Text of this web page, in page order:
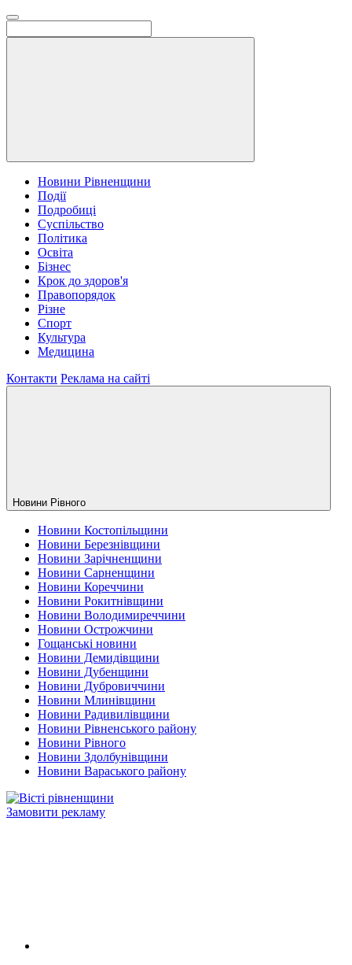
Новини Рівненщини
Події
Подробиці
Суспільство
Політика
Освіта
Бізнес
Крок до здоров'я
Правопорядок
Різне
Спорт
Культура
Медицина
Контакти Реклама на сайті
Новини Рiвного
Новини Костопільщини
Новини Березнівщини
Новини Зарічненщини
Новини Сарненщини
Новини Кореччини
Новини Рокитнівщини
Новини Володимиреччини
Новини Острожчини
Гощанські новини
Новини Демидівщини
Новини Дубенщини
Новини Дубровиччини
Новини Млинівщини
Новини Радивилівщини
Новини Рівненського району
Новини Рівного
Новини Здолбунівщини
Новини Вараського району
Замовити рекламу